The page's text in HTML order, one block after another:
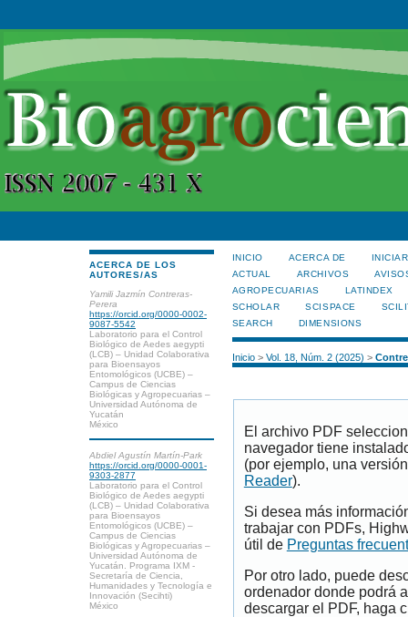
ACERCA DE LOS
AUTORES/AS
Yamili Jazmín Contreras-
Perera
https://orcid.org/0000-0002-
9087-5542
Laboratorio para el Control
Biológico de Aedes aegypti
(LCB) – Unidad Colaborativa
para Bioensayos
Entomológicos (UCBE) –
Campus de Ciencias
Biológicas y Agropecuarias –
Universidad Autónoma de
Yucatán
México
Abdiel Agustín Martín-Park
https://orcid.org/0000-0001-
9303-2877
Laboratorio para el Control
Biológico de Aedes aegypti
(LCB) – Unidad Colaborativa
para Bioensayos
Entomológicos (UCBE) –
Campus de Ciencias
Biológicas y Agropecuarias –
Universidad Autónoma de
Yucatán. Programa IXM -
Secretaría de Ciencia,
Humanidades y Tecnología e
Innovación (Secihti)
México
INICIO ACERCA DE
ACTUAL
ARCHIVOS
AGROPECUARIAS
LATINDEX
SCHOLAR
SCISPACE
SEARCH
DIMENSIONS
Inicio> Vol. 18, Núm. 2 (2025) >
El archivo PDF
navegador tiene
(por ejemplo, una
Reader).
Si desea más
trabajar con PDFs,
útil de Preguntas
Por otro lado, puede
ordenador donde podrá
descargar el PDF, haga